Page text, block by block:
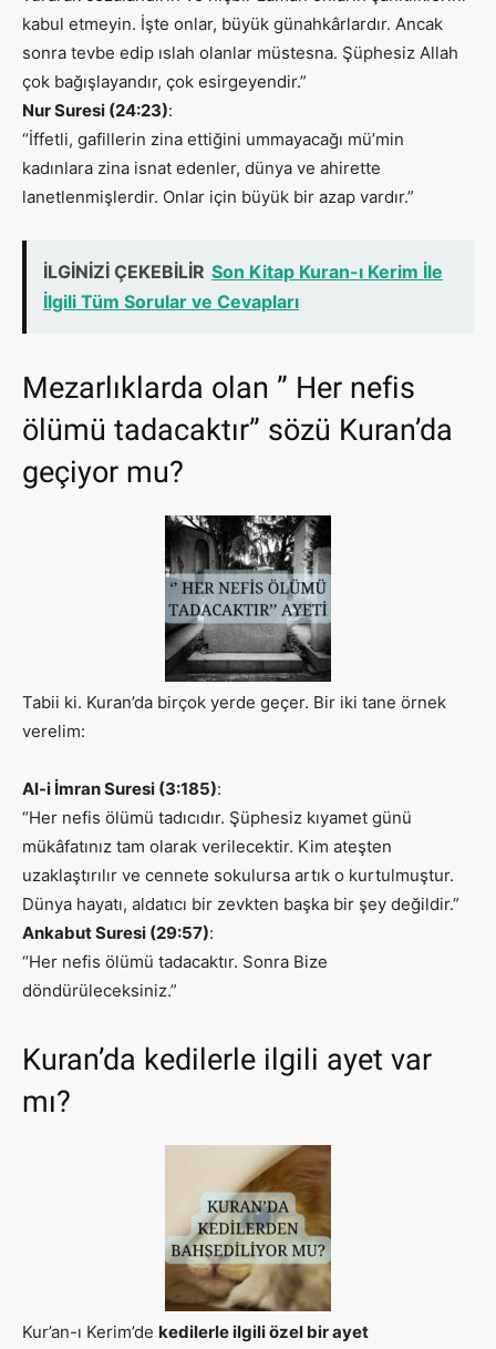
kabul etmeyin. İşte onlar, büyük günahkârlardır. Ancak
sonra tevbe edip ıslah olanlar müstesna. Şüphesiz Allah
çok bağışlayandır, çok esirgeyendir.”
Nur Suresi (24:23):
“İffetli, gafillerin zina ettiğini ummayacağı mü’min
kadınlara zina isnat edenler, dünya ve ahirette
lanetlenmişlerdir. Onlar için büyük bir azap vardır.”
İLGİNİZİ ÇEKEBİLİR Son Kitap Kuran-ı Kerim İle
İlgili Tüm Sorular ve Cevapları
Mezarlıklarda olan ” Her nefis
ölümü tadacaktır” sözü Kuran’da
geçiyor mu?
Tabii ki. Kuran’da birçok yerde geçer. Bir iki tane örnek
verelim:
Al-i İmran Suresi (3:185):
“Her nefis ölümü tadıcıdır. Şüphesiz kıyamet günü
mükâfatınız tam olarak verilecektir. Kim ateşten
uzaklaştırılır ve cennete sokulursa artık o kurtulmuştur.
Dünya hayatı, aldatıcı bir zevkten başka bir şey değildir.”
Ankabut Suresi (29:57):
“Her nefis ölümü tadacaktır. Sonra Bize
döndürüleceksiniz.”
Kuran’da kedilerle ilgili ayet var
mı?
Kur’an-ı Kerim’de kedilerle ilgili özel bir ayet